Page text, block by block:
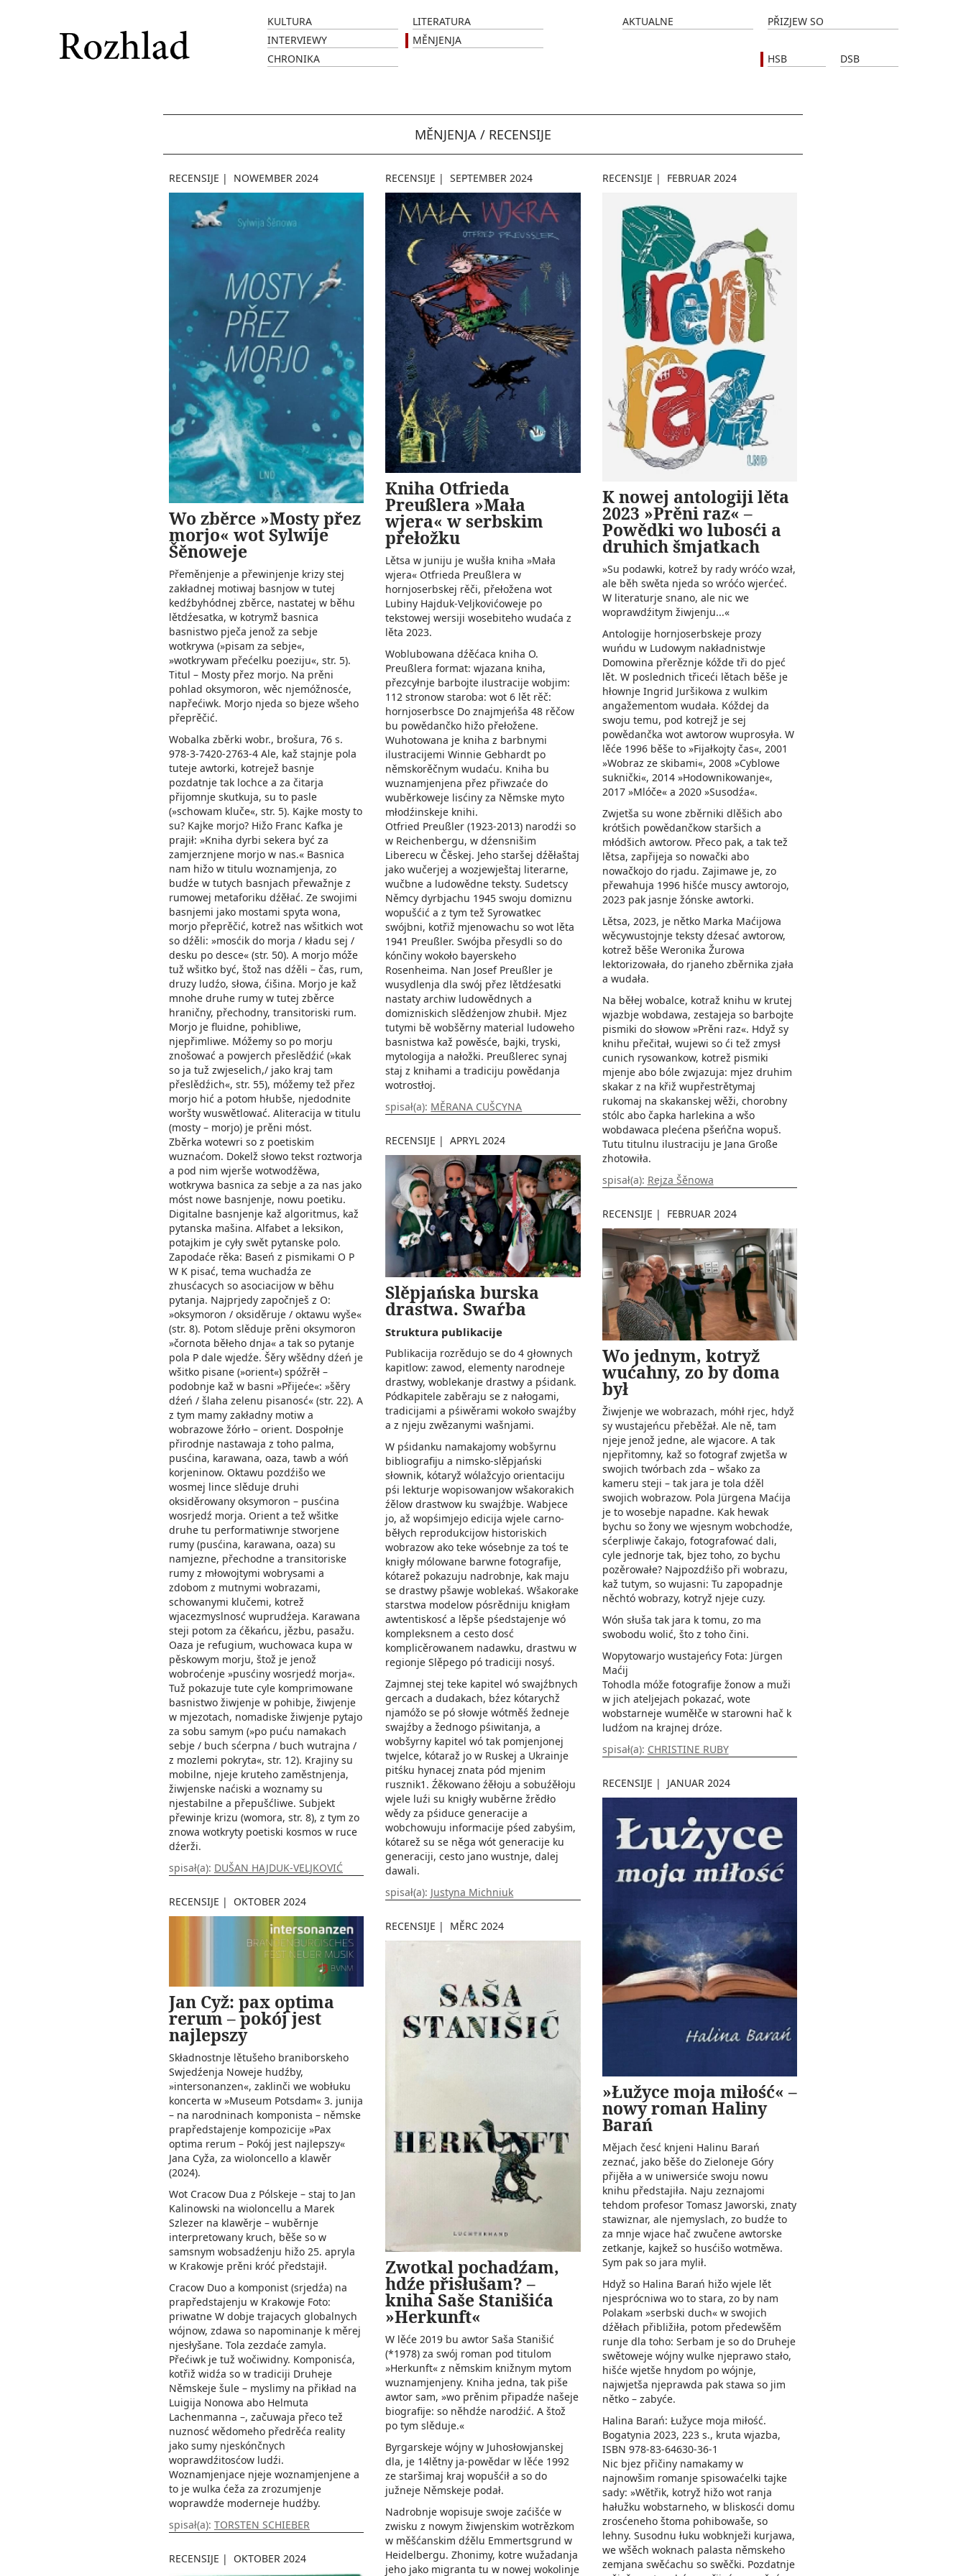
HSB DSB
AKTUALNE PŘIZJEW SO
KULTURA
LITERATURA
INTERVIEWY
MĚNJENJA
CHRONIKA
MĚNJENJA / RECENSIJE
RECENSIJE | NOWEMBER 2024
Wo zběrce »Mosty přez
morjo« wot Sylwije
Šěnoweje
Přeměnjenje a přewinjenje krizy stej
zakładnej motiwaj basnjow w tutej
kedźbyhódnej zběrce, nastatej w běhu
lětdźesatka, w kotrymž basnica
basnistwo pječa jenož za sebje
wotkrywa (»pisam za sebje«,
»wotkrywam přećelku poeziju«, str. 5).
Titul – Mosty přez morjo. Na prěni
pohlad oksymoron, wěc njemóžnosće,
napřećiwk. Morjo njeda so bjeze wšeho
přeprěčić.
Wobalka zběrki wobr., brošura, 76 s.
978-3-7420-2763-4 Ale, kaž stajnje pola
tuteje awtorki, kotrejež basnje
pozdatnje tak lochce a za čitarja
přijomnje skutkuja, su to pasle
(»schowam kluče«, str. 5). Kajke mosty to
su? Kajke morjo? Hižo Franc Kafka je
prajił: »Kniha dyrbi sekera być za
zamjerznjene morjo w nas.« Basnica
nam hižo w titulu woznamjenja, zo
budźe w tutych basnjach přewažnje z
rumowej metaforiku dźěłać. Ze swojimi
basnjemi jako mostami spyta wona,
morjo přeprěčić, kotrež nas wšitkich wot
so dźěli: »mosćik do morja / kładu sej /
desku po desce« (str. 50). A morjo móže
tuž wšitko być, štož nas dźěli – čas, rum,
druzy ludźo, słowa, ćišina. Morjo je kaž
mnohe druhe rumy w tutej zběrce
hraničny, přechodny, transitoriski rum.
Morjo je fluidne, pohibliwe,
njepřimliwe. Móžemy so po morju
znošować a powjerch přeslědźić (»kak
so ja tuž zwjeselich,/ jako kraj tam
přeslědźich«, str. 55), móžemy tež přez
morjo hić a potom hłubše, njedodnite
woršty wuswětlować. Aliteracija w titulu
(mosty – morjo) je prěni móst.
Zběrka wotewri so z poetiskim
wuznaćom. Dokelž słowo tekst roztworja
a pod nim wjerše wotwodźěwa,
wotkrywa basnica za sebje a za nas jako
móst nowe basnjenje, nowu poetiku.
Digitalne basnjenje kaž algoritmus, kaž
pytanska mašina. Alfabet a leksikon,
potajkim je cyły swět pytanske polo.
Zapodaće rěka: Baseń z pismikami O P
W K pisać, tema wuchadźa ze
zhusćacych so asociacijow w běhu
pytanja. Najprjedy započnješ z O:
»oksymoron / oksiděruje / oktawu wyše«
(str. 8). Potom slěduje prěni oksymoron
»čornota běłeho dnja« a tak so pytanje
pola P dale wjedźe. Šěry wšědny dźeń je
wšitko pisane (»orient«) spóžrěł –
podobnje kaž w basni »Přijeće«: »šěry
dźeń / šlaha zelenu pisanosć« (str. 22). A
z tym mamy zakładny motiw a
wobrazowe žórło – orient. Dospołnje
přirodnje nastawaja z toho palma,
pusćina, karawana, oaza, tawb a wóń
korjeninow. Oktawu pozdźišo we
wosmej lince slěduje druhi
oksiděrowany oksymoron – pusćina
wosrjedź morja. Orient a tež wšitke
druhe tu performatiwnje stworjene
rumy (pusćina, karawana, oaza) su
namjezne, přechodne a transitoriske
rumy z młowojtymi wobrysami a
zdobom z mutnymi wobrazami,
schowanymi klučemi, kotrež
wjacezmyslnosć wuprudźeja. Karawana
steji potom za ćěkańcu, jězbu, pasažu.
Oaza je refugium, wuchowaca kupa w
pěskowym morju, štož je jenož
wobroćenje »pusćiny wosrjedź morja«.
Tuž pokazuje tute cyle komprimowane
basnistwo žiwjenje w pohibje, žiwjenje
w mjezotach, nomadiske žiwjenje pytajo
za sobu samym (»po puću namakach
sebje / buch sćerpna / buch wutrajna /
z mozlemi pokryta«, str. 12). Krajiny su
mobilne, njeje kruteho zaměstnjenja,
žiwjenske naćiski a woznamy su
njestabilne a přepušćliwe. Subjekt
přewinje krizu (womora, str. 8), z tym zo
znowa wotkryty poetiski kosmos w ruce
dźerži.
spisał(a): DUŠAN HAJDUK-VELJKOVIĆ
RECENSIJE | OKTOBER 2024
Jan Cyž: pax optima
rerum – pokój jest
najlepszy
Składnostnje lětušeho braniborskeho
Swjedźenja Noweje hudźby,
»intersonanzen«, zaklinči we wobłuku
koncerta w »Museum Potsdam« 3. junija
– na narodninach komponista – němske
prapředstajenje kompozicije »Pax
optima rerum – Pokój jest najlepszy«
Jana Cyža, za wioloncello a klawěr
(2024).
Wot Cracow Dua z Pólskeje – staj to Jan
Kalinowski na wioloncellu a Marek
Szlezer na klawěrje – wuběrnje
interpretowany kruch, běše so w
samsnym wobsadźenju hižo 25. apryla
w Krakowje prěni króć předstajił.
Cracow Duo a komponist (srjedźa) na
prapředstajenju w Krakowje Foto:
priwatne W dobje trajacych globalnych
wójnow, zdawa so napominanje k měrej
njesłyšane. Tola zezdaće zamyla.
Přećiwk je tuž wočiwidny. Komponisća,
kotřiž widźa so w tradiciji Druheje
Němskeje šule – myslimy na přikład na
Luigija Nonowa abo Helmuta
Lachenmanna –, začuwaja přeco tež
nuznosć wědomeho předrěća reality
jako sumy njeskónčnych
woprawdźitosćow ludźi.
Woznamjenjace njeje woznamjenjene a
to je wulka ćeža za zrozumjenje
woprawdźe moderneje hudźby.
spisał(a): TORSTEN SCHIEBER
RECENSIJE | OKTOBER 2024
RECENSIJE |SEPTEMBER 2024
Kniha Otfrieda
Preußlera »Mała
wjera« w serbskim
přełožku
Lětsa w juniju je wušła kniha »Mała
wjera« Otfrieda Preußlera w
hornjoserbskej rěči, přełožena wot
Lubiny Hajduk-Veljkovićoweje po
tekstowej wersiji wosebiteho wudaća z
lěta 2023.
Woblubowana dźěćaca kniha O.
Preußlera format: wjazana kniha,
přezcyłnje barbojte ilustracije wobjim:
112 stronow staroba: wot 6 lět rěč:
hornjoserbsce Do znajmjeńša 48 rěčow
bu powědančko hižo přełožene.
Wuhotowana je kniha z barbnymi
ilustracijemi Winnie Gebhardt po
němskorěčnym wudaću. Kniha bu
wuznamjenjena přez přiwzaće do
wuběrkoweje lisćiny za Němske myto
młodźinskeje knihi.
Otfried Preußler (1923-2013) narodźi so
w Reichenbergu, w dźensnišim
Liberecu w Čěskej. Jeho staršej dźěłaštaj
jako wučerjej a wozjewještaj literarne,
wučbne a ludowědne teksty. Sudetscy
Němcy dyrbjachu 1945 swoju domiznu
wopušćić a z tym tež Syrowatkec
swójbni, kotřiž mjenowachu so wot lěta
1941 Preußler. Swójba přesydli so do
kónčiny wokoło bayerskeho
Rosenheima. Nan Josef Preußler je
wusydlenja dla swój přez lětdźesatki
nastaty archiw ludowědnych a
domizniskich slědźenjow zhubił. Mjez
tutymi bě wobšěrny material ludoweho
basnistwa kaž powěsće, bajki, tryski,
mytologija a nałožki. Preußlerec synaj
staj z knihami a tradiciju powědanja
wotrostłoj.
spisał(a): MĚRANA CUŠCYNA
RECENSIJE |APRYL 2024
Slěpjańska burska
drastwa. Swaŕba
Struktura publikacije
Publikacija rozrědujo se do 4 głownych
kapitlow: zawod, elementy narodneje
drastwy, woblekanje drastwy a pśidank.
Pódkapitele zaběraju se z nałogami,
tradicijami a pśiwěrami wokoło swajźby
a z njeju zwězanymi wašnjami.
W pśidanku namakajomy wobšyrnu
bibliografiju a nimsko-slěpjański
słownik, kótaryž wólažcyjo orientaciju
pśi lekturje wopisowanjow wšakorakich
źělow drastwow ku swajźbje. Wabjece
jo, až wopśimjejo edicija wjele carno-
běłych reprodukcijow historiskich
wobrazow ako teke wósebnje za toś te
knigły mólowane barwne fotografije,
kótarež pokazuju nadrobnje, kak maju
se drastwy pšawje woblekaś. Wšakorake
starstwa modelow pósrědniju knigłam
awtentiskosć a lěpše pśedstajenje wó
kompleksnem a cesto dosć
komplicěrowanem nadawku, drastwu w
regionje Slěpego pó tradiciji nosyś.
Zajmnej stej teke kapitel wó swajźbnych
gercach a dudakach, bźez kótarychž
njamóžo se pó słowje wótměś žedneje
swajźby a žednogo pśiwitanja, a
wobšyrny kapitel wó tak pomjenjonej
twjelce, kótaraž jo w Ruskej a Ukrainje
pitśku hynacej znata pód mjenim
rusznik1. Źěkowano źěłoju a sobuźěłoju
wjele luźi su knigły wuběrne žrědło
wědy za pśiduce generacije a
wobchowuju informacije pśed zabyśim,
kótarež su se něga wót generacije ku
generaciji, cesto jano wustnje, dalej
dawali.
spisał(a): Justyna Michniuk
RECENSIJE | MĚRC 2024
Zwotkal pochadźam,
hdźe přisłušam? –
kniha Saše Stanišića
»Herkunft«
W lěće 2019 bu awtor Saša Stanišić
(*1978) za swój roman pod titulom
»Herkunft« z němskim knižnym mytom
wuznamjenjeny. Kniha jedna, tak piše
awtor sam, »wo prěnim připadźe našeje
biografije: so něhdźe narodźić. A štož
po tym slěduje.«
Byrgarskeje wójny w Juhosłowjanskej
dla, je 14lětny ja-powědar w lěće 1992
ze staršimaj kraj wopušćił a so do
južneje Němskeje podał.
Nadrobnje wopisuje swoje zaćišće w
zwisku z nowym žiwjenskim wotrězkom
w měšćanskim dźělu Emmertsgrund w
Heidelbergu. Zhonimy, kotre wužadanja
jeho jako migranta tu w nowej wokolinje
RECENSIJE | FEBRUAR 2024
K nowej antologiji lěta
2023 »Prěni raz« –
Powědki wo lubosći a
druhich šmjatkach
»Su podawki, kotrež by rady wróćo wzał,
ale běh swěta njeda so wróćo wjerćeć.
W literaturje snano, ale nic we
woprawdźitym žiwjenju...«
Antologije hornjoserbskeje prozy
wuńdu w Ludowym nakładnistwje
Domowina přerěznje kóžde tři do pjeć
lět. W poslednich třiceći lětach běše je
hłownje Ingrid Juršikowa z wulkim
angažementom wudała. Kóždej da
swoju temu, pod kotrejž je sej
powědančka wot awtorow wuprosyła. W
lěće 1996 běše to »Fijałkojty čas«, 2001
»Wobraz ze skibami«, 2008 »Cyblowe
suknički«, 2014 »Hodownikowanje«,
2017 »Mlóče« a 2020 »Susodźa«.
Zwjetša su wone zběrniki dlěšich abo
krótšich powědančkow staršich a
młódšich awtorow. Přeco pak, a tak tež
lětsa, zapřijeja so nowački abo
nowačkojo do rjadu. Zajimawe je, zo
přewahuja 1996 hišće muscy awtorojo,
2023 pak jasnje žónske awtorki.
Lětsa, 2023, je nětko Marka Maćijowa
wěcywustojnje teksty dźesać awtorow,
kotrež běše Weronika Žurowa
lektorizowała, do rjaneho zběrnika zjała
a wudała.
Na běłej wobalce, kotraž knihu w krutej
wjazbje wobdawa, zestajeja so barbojte
pismiki do słowow »Prěni raz«. Hdyž sy
knihu přečitał, wujewi so ći tež zmysł
cunich rysowankow, kotrež pismiki
mjenje abo bóle zwjazuja: mjez druhim
skakar z na křiž wupřestrětymaj
rukomaj na skakanskej wěži, chorobny
stólc abo čapka harlekina a wšo
wobdawaca plećena pšeńčna wopuš.
Tutu titulnu ilustraciju je Jana Große
zhotowiła.
spisał(a): Rejza Šěnowa
RECENSIJE | FEBRUAR 2024
Wo jednym, kotryž
wućahny, zo by doma
był
Žiwjenje we wobrazach, móhł rjec, hdyž
sy wustajeńcu přeběžał. Ale ně, tam
njeje jenož jedne, ale wjacore. A tak
njepřitomny, kaž so fotograf zwjetša w
swojich twórbach zda – wšako za
kameru steji – tak jara je tola dźěl
swojich wobrazow. Pola Jürgena Maćija
je to wosebje napadne. Kak hewak
bychu so žony we wjesnym wobchodźe,
sćerpliwje čakajo, fotografować dali,
cyle jednorje tak, bjez toho, zo bychu
pozěrowałe? Najpozdźišo při wobrazu,
kaž tutym, so wujasni: Tu zapopadnje
něchtó wobrazy, kotryž njeje cuzy.
Wón słuša tak jara k tomu, zo ma
swobodu wolić, što z toho čini.
Wopytowarjo wustajeńcy Fota: Jürgen
Maćij
Tohodla móže fotografije žonow a muži
w jich ateljejach pokazać, wote
wobstarneje wuměłče w starowni hač k
ludźom na krajnej dróze.
spisał(a): CHRISTINE RUBY
RECENSIJE | JANUAR 2024
»Łužyce moja miłość« –
nowy roman Haliny
Barań
Mějach česć knjeni Halinu Barań
zeznać, jako běše do Zieloneje Góry
přijěła a w uniwersiće swoju nowu
knihu předstajiła. Naju zeznajomi
tehdom profesor Tomasz Jaworski, znaty
stawiznar, ale njemyslach, zo budźe to
za mnje wjace hač zwučene awtorske
zetkanje, kajkež so husćišo wotměwa.
Sym pak so jara mylił.
Hdyž so Halina Barań hižo wjele lět
njesprócniwa wo to stara, zo by nam
Polakam »serbski duch« w swojich
dźěłach přibližiła, potom předewšěm
runje dla toho: Serbam je so do Druheje
swětoweje wójny wulke njeprawo stało,
hišće wjetše hnydom po wójnje,
najwjetša njeprawda pak stawa so jim
nětko – zabyće.
Halina Barań: Łužyce moja miłość.
Bogatynia 2023, 223 s., kruta wjazba,
ISBN 978-83-64630-36-1
Nic bjez přičiny namakamy w
najnowšim romanje spisowaćelki tajke
sady: »Wětřik, kotryž hižo wot ranja
hałužku wobstarneho, w bliskosći domu
zrosćeneho štoma pohibowaše, so
lehny. Susodnu łuku wobknježi kurjawa,
we wšěch woknach palasta němskeho
zemjana swěćachu so swěčki. Pozdatnje